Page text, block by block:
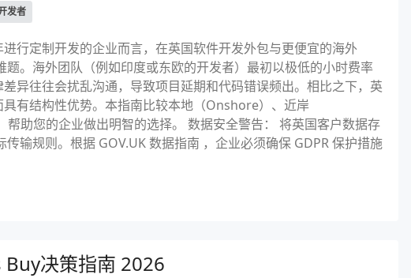
发者
行定制开发的企业而言，在英国软件开发外包与更便宜的海外
。海外团队（例如印度或东欧的开发者）最初以极低的小时费率
异往往会扰乱沟通，导致项目延期和代码错误频出。相比之下，英
有结构性优势。本指南比较本地（Onshore）、近岸
助您的企业做出明智的选择。 数据安全警告： 将英国客户数据存
输规则。根据 GOV.UK 数据指南 ，企业必须确保 GDPR 保护措施
Buy决策指南 2026